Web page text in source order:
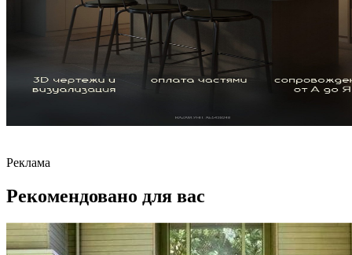
Реклама
Рекомендовано для вас